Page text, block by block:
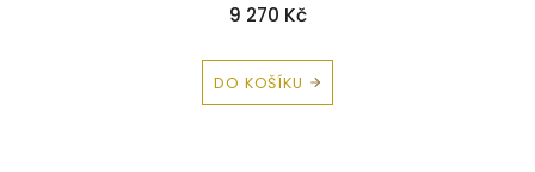
9 270 Kč
DO KOŠÍKU